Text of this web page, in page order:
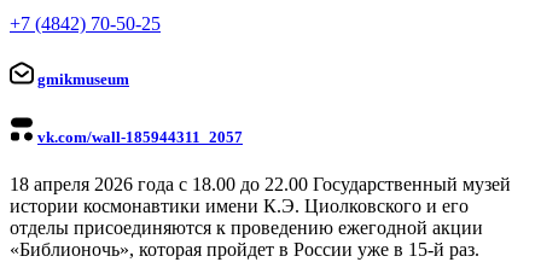
+7 (4842) 70-50-25
gmikmuseum
vk.com/wall-185944311_2057
18 апреля 2026 года с 18.00 до 22.00 Государственный музей
истории космонавтики имени К.Э. Циолковского и его
отделы присоединяются к проведению ежегодной акции
«Библионочь», которая пройдет в России уже в 15-й раз.